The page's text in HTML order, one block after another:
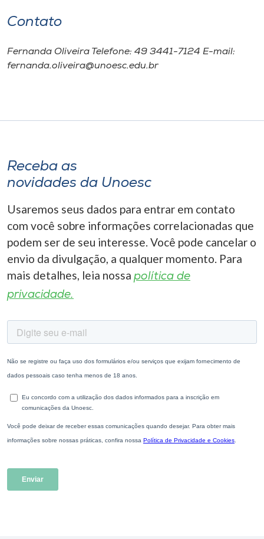
Contato
Fernanda Oliveira Telefone: 49 3441-7124 E-mail:
fernanda.oliveira@unoesc.edu.br
Receba as
novidades da Unoesc
Usaremos seus dados para entrar em contato
com você sobre informações correlacionadas que
podem ser de seu interesse. Você pode cancelar o
envio da divulgação, a qualquer momento. Para
mais detalhes, leia nossa política de
privacidade.